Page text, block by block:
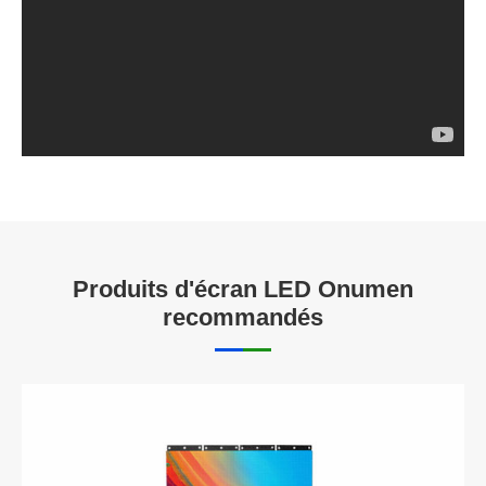
Produits d'écran LED Onumen
recommandés